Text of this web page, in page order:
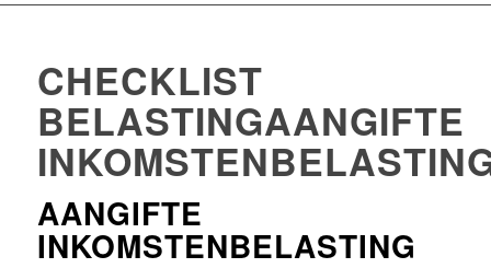
CHECKLIST
BELASTINGAANGIFTE
AANGIFTE
INKOMSTENBELASTING